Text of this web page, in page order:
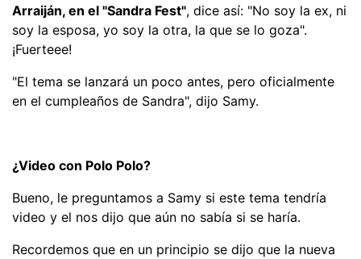
Arraiján, en el "Sandra Fest", dice así: "No soy la ex, ni
soy la esposa, yo soy la otra, la que se lo goza".
¡Fuerteee!
"El tema se lanzará un poco antes, pero oficialmente
en el cumpleaños de Sandra", dijo Samy.
¿Video con Polo Polo?
Bueno, le preguntamos a Samy si este tema tendría
video y el nos dijo que aún no sabía si se haría.
Recordemos que en un principio se dijo que la nueva